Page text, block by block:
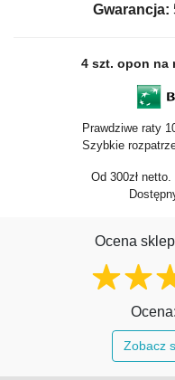
Gwarancja:
4 szt. opon na
Prawdziwe raty
Szybkie
Od 300zł netto.
Ocena
Ocena:
Zobacz